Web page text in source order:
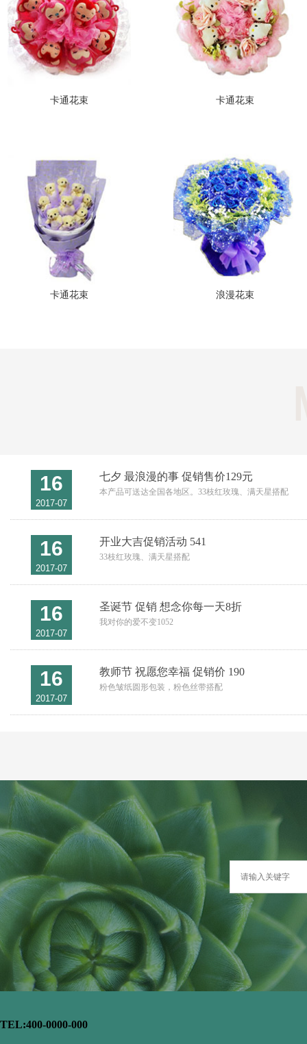
卡通花束 卡通花束
卡通花束 浪漫花束
16
2017-07
七夕 最浪漫的事 促销售价129元
本产品可送达全国各地区。33枝红玫瑰、满天星搭配
16
2017-07
开业大吉促销活动 541
33枝红玫瑰、满天星搭配
16
2017-07
圣诞节 促销 想念你每一天8折
我对你的爱不变1052
16
2017-07
教师节 祝愿您幸福 促销价 190
粉色皱纸圆形包装，粉色丝带搭配
TEL:400-0000-000